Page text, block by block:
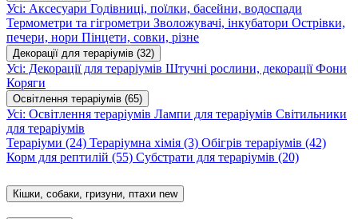
Усі: Аксесуари Годівниці, поїлки, басейни, водоспади
Термометри та гігрометри Зволожувачі, інкубатори Острівки,
печери, нори Пінцети, совки, різне
Декорації для тераріумів (32)
Усі: Декорації для тераріумів Штучні рослини, декораціїФони
Коряги
Освітлення тераріумів (65)
Усі: Освітлення тераріумів Лампи для тераріумів Світильники
для тераріумів
Тераріуми (24) Тераріумна хімія (3) Обігрів тераріумів (42)
Корм для рептилій (55) Субстрати для тераріумів (20)
Кішки, собаки, гризуни, птахи new